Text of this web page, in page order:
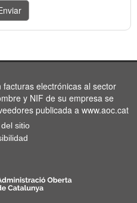
electrónicas al sector
y NIF de su empresa se
publicada a www.aoc.cat
sitio